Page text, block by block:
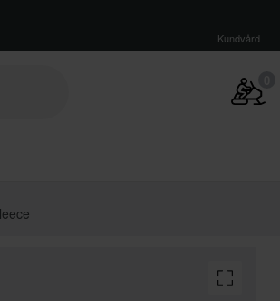
Kundvård